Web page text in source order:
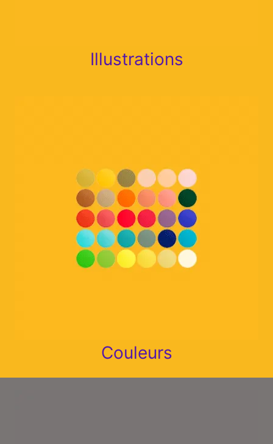
Illustrations
Couleurs